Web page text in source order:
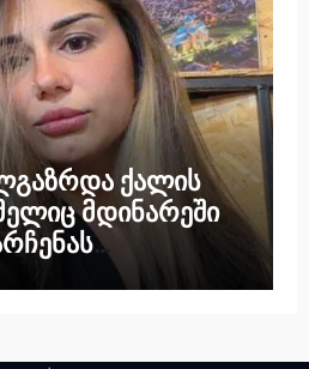
ქალის
მდინარეში
მასთან ერთად